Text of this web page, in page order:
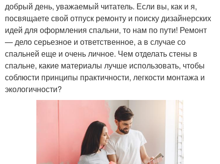
добрый день, уважаемый читатель. Если вы, как и я,
посвящаете свой отпуск ремонту и поиску дизайнерских
идей для оформления спальни, то нам по пути! Ремонт
— дело серьезное и ответственное, а в случае со
спальней еще и очень личное. Чем отделать стены в
спальне, какие материалы лучше использовать, чтобы
соблюсти принципы практичности, легкости монтажа и
экологичности?